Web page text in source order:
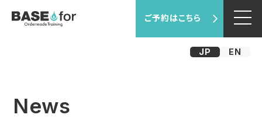
ご予約はこちら
JP EN
News